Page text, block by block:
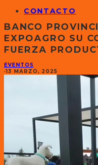
CONTACTO
BANCO
EXPOAGRO SU
FUERZA
EVENTOS
·13 MARZO, 2025